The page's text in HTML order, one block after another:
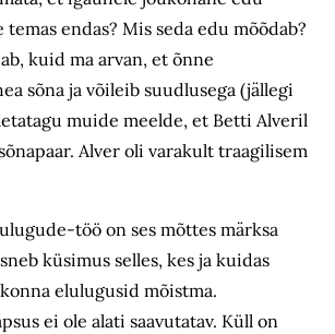
endas? Mis seda edu mõõdab?
kuid ma arvan, et õnne
sõna ja võileib suudlusega (jällegi
muide meelde, et Betti Alveril
Alver oli varakult traagilisem
töö on ses mõttes märksa
küsimus selles, kes ja kuidas
elulugusid mõistma.
ei ole alati saavutatav. Küll on